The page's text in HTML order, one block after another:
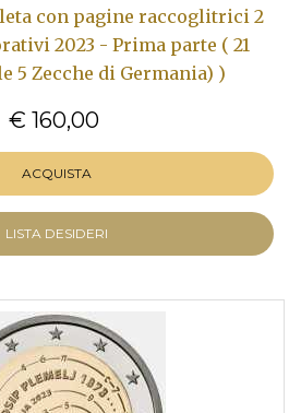
con pagine raccoglitrici 2
2023 - Prima parte ( 21
5 Zecche di Germania) )
€ 160,00
ACQUISTA
LISTA DESIDERI